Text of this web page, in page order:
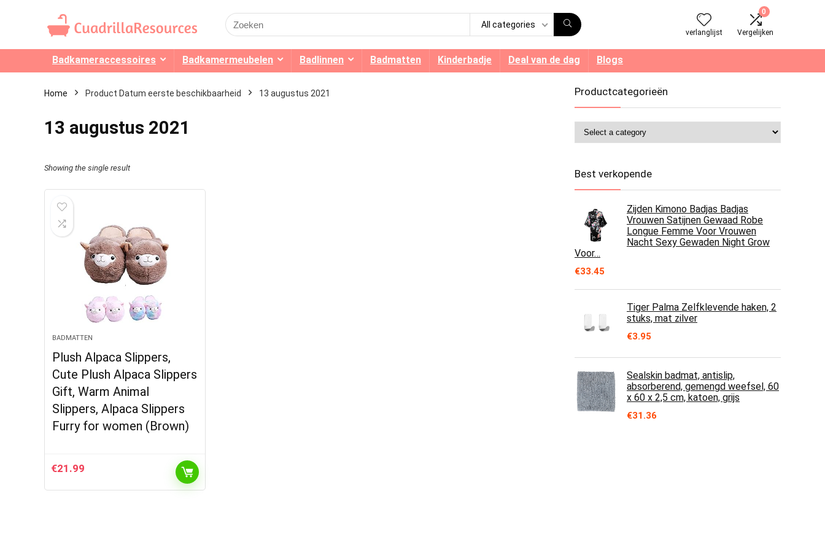
Search
for:
All categories
verlanglijst
0
Vergelijken
Badkameraccessoires Badkamermeubelen Badlinnen Badmatten Kinderbadje Deal van de dag Blogs
Home Product Datum eerste beschikbaarheid 13 augustus 2021
13 augustus 2021
Showing the single result
BADMATTEN
Plush Alpaca Slippers,
Cute Plush Alpaca Slippers
Gift, Warm Animal
Slippers, Alpaca Slippers
Furry for women (Brown)
€21.99
Productcategorieën
Best verkopende
Zijden Kimono Badjas Badjas
Vrouwen Satijnen Gewaad Robe
Longue Femme Voor Vrouwen
Nacht Sexy Gewaden Night Grow
Voor…
€33.45
Tiger Palma Zelfklevende haken, 2
stuks, mat zilver
€3.95
Sealskin badmat, antislip,
absorberend, gemengd weefsel, 60
x 60 x 2,5 cm, katoen, grijs
€31.36